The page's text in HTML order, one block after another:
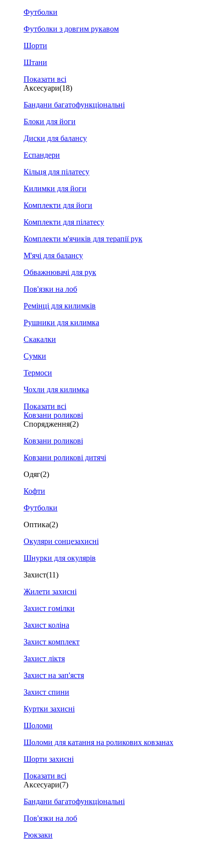
Футболки
Футболки з довгим рукавом
Шорти
Штани
Показати всі
Аксесуари(18)
Бандани багатофункціональні
Блоки для йоги
Диски для балансу
Еспандери
Кільця для пілатесу
Килимки для йоги
Комплекти для йоги
Комплекти для пілатесу
Комплекти м'ячиків для терапії рук
М'ячі для балансу
Обважнювачі для рук
Пов'язки на лоб
Ремінці для килимків
Рушники для килимка
Скакалки
Сумки
Термоси
Чохли для килимка
Показати всі
Ковзани роликові
Спорядження(2)
Ковзани роликові
Ковзани роликові дитячі
Одяг(2)
Кофти
Футболки
Оптика(2)
Окуляри сонцезахисні
Шнурки для окулярів
Захист(11)
Жилети захисні
Захист гомілки
Захист коліна
Захист комплект
Захист ліктя
Захист на зап'ястя
Захист спини
Куртки захисні
Шоломи
Шоломи для катання на роликових ковзанах
Шорти захисні
Показати всі
Аксесуари(7)
Бандани багатофункціональні
Пов'язки на лоб
Рюкзаки